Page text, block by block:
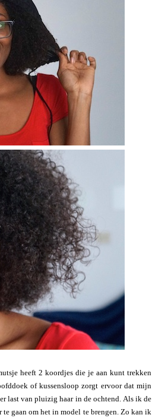
heeft 2 koordjes die je aan kunt trekken
of kussensloop zorgt ervoor dat mijn
last van pluizig haar in de ochtend. Als ik de
te gaan om het in model te brengen. Zo kan ik